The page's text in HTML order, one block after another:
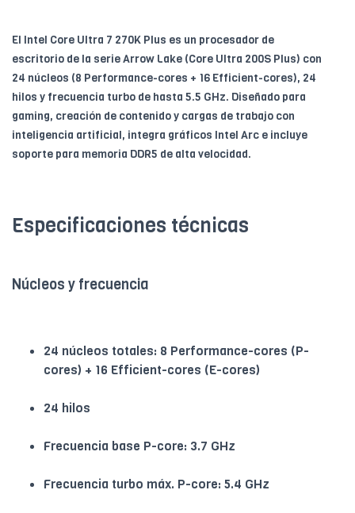
El Intel Core Ultra 7 270K Plus es un procesador de
escritorio de la serie Arrow Lake (Core Ultra 200S Plus) con
24 núcleos (8 Performance-cores + 16 Efficient-cores), 24
hilos y frecuencia turbo de hasta 5.5 GHz. Diseñado para
gaming, creación de contenido y cargas de trabajo con
inteligencia artificial, integra gráficos Intel Arc e incluye
soporte para memoria DDR5 de alta velocidad.
Especificaciones técnicas
Núcleos y frecuencia
24 núcleos totales: 8 Performance-cores (P-
cores) + 16 Efficient-cores (E-cores)
24 hilos
Frecuencia base P-core: 3.7 GHz
Frecuencia turbo máx. P-core: 5.4 GHz